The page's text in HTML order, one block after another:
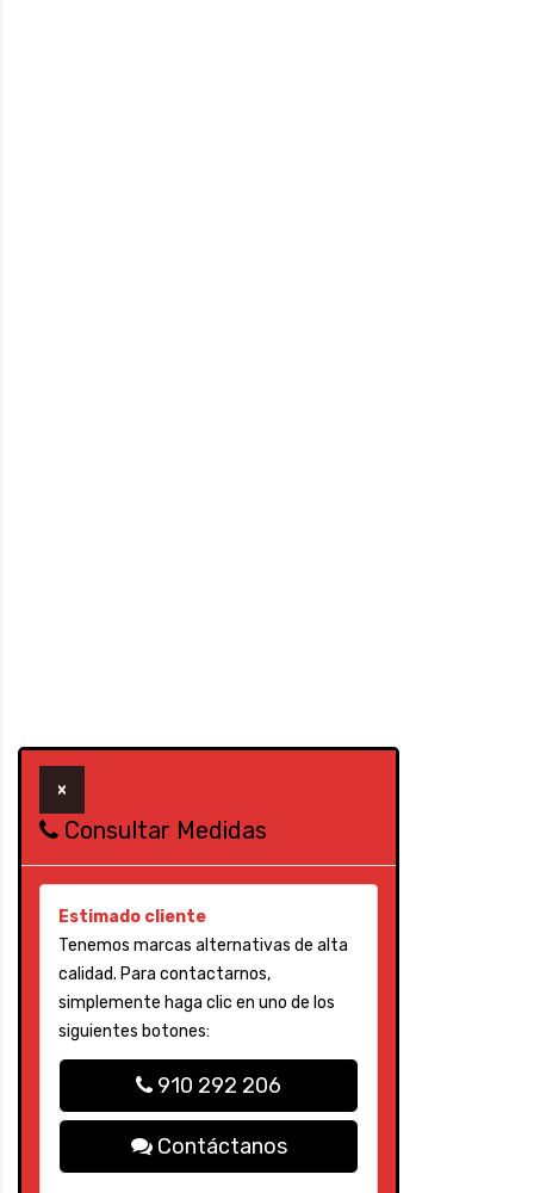
×
Consultar Medidas
Estimado cliente
Tenemos marcas alternativas de alta
calidad. Para contactarnos,
simplemente haga clic en uno de los
siguientes botones:
910 292 206
Contáctanos